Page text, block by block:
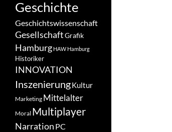
Geschichte
Geschichtswissenschaft
GesellschaftGrafik
Hamburg HAW Hamburg
Historiker
INNOVATION
InszenierungKultur
Marketing Mittelalter
Moral Multiplayer
Narration PC